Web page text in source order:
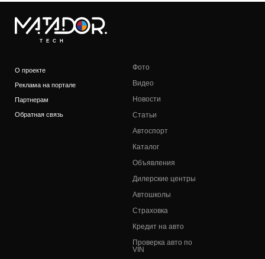
TECH
О проекте
Реклама на портале
Партнерам
Обратная связь
Фото
Видео
Новости
Статьи
Автоспорт
Каталог
Объявления
Дилерские центры
Автошколы
Страховка
Кредит на авто
Проверка авто по
VIN